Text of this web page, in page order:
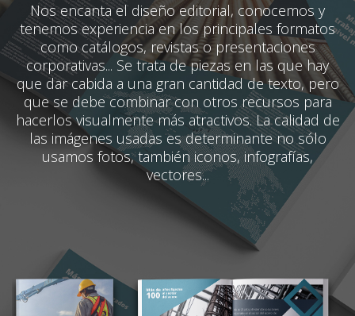
Nos encanta el diseño editorial, conocemos y
tenemos experiencia en los principales formatos
como catálogos, revistas o presentaciones
corporativas... Se trata de piezas en las que hay
que dar cabida a una gran cantidad de texto, pero
que se debe combinar con otros recursos para
hacerlos visualmente más atractivos. La calidad de
las imágenes usadas es determinante no sólo
usamos fotos, también iconos, infografías,
vectores...